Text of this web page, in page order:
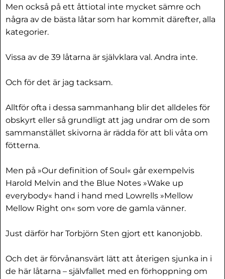
Men också på ett åttiotal inte mycket sämre och
några av de bästa låtar som har kommit därefter, alla
kategorier.
Vissa av de 39 låtarna är självklara val. Andra inte.
Och för det är jag tacksam.
Alltför ofta i dessa sammanhang blir det alldeles för
obskyrt eller så grundligt att jag undrar om de som
sammanstället skivorna är rädda för att bli våta om
fötterna.
Men på »Our definition of Soul« går exempelvis
Harold Melvin and the Blue Notes »Wake up
everybody« hand i hand med Lowrells »Mellow
Mellow Right on« som vore de gamla vänner.
Just därför har Torbjörn Sten gjort ett kanonjobb.
Och det är förvånansvärt lätt att återigen sjunka in i
de här låtarna – självfallet med en förhoppning om